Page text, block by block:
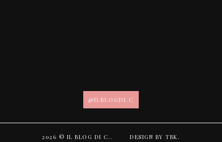
@ILBLOGDI.C
2026 © IL BLOG DI C. . DESIGN BY TBK .